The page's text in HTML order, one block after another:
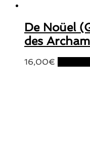
De Noüel
des
16,00€